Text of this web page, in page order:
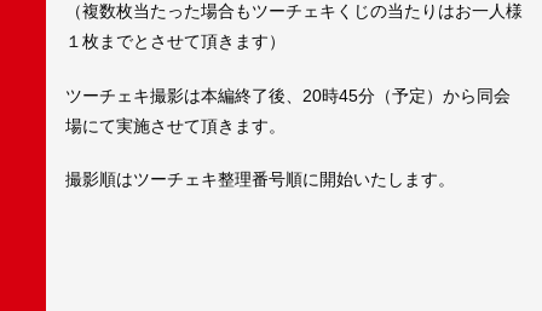
（複数枚当たった場合もツーチェキくじの当たりはお一人様
１枚までとさせて頂きます）
ツーチェキ撮影は本編終了後、20時45分（予定）から同会
場にて実施させて頂きます。
撮影順はツーチェキ整理番号順に開始いたします。